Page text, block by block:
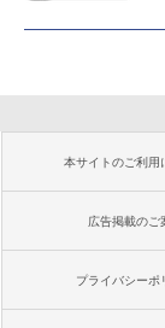
本サイトのご利用
広告掲載のご
プライバシーポ